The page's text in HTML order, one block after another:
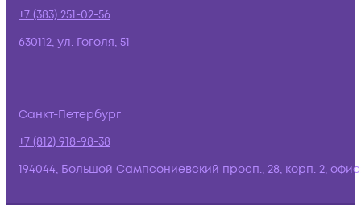
+7 (383) 251-02-56
630112, ул. Гоголя, 51
Санкт-Петербург
+7 (812) 918-98-38
194044, Большой Сампсониевский просп., 28, корп. 2,